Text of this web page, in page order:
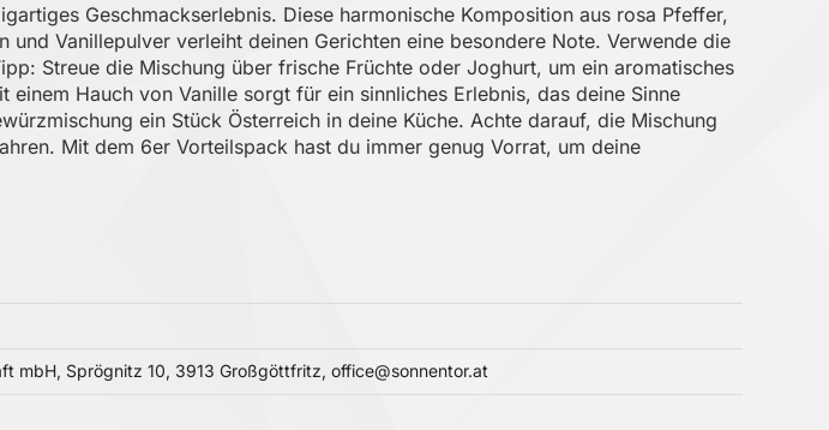
Geschmackserlebnis. Diese harmonische Komposition aus rosa Pfeffer,
Vanillepulver verleiht deinen Gerichten eine besondere Note. Verwende die
Streue die Mischung über frische Früchte oder Joghurt, um ein aromatisches
Hauch von Vanille sorgt für ein sinnliches Erlebnis, das deine Sinne
ein Stück Österreich in deine Küche. Achte darauf, die Mischung
Mit dem 6er Vorteilspack hast du immer genug Vorrat, um deine
mbH, Sprögnitz 10, 3913 Großgöttfritz, office@sonnentor.at